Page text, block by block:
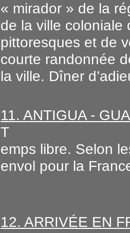
« mirador » de la
de la ville coloniale
pittoresques et de
courte randonnée
la ville. Dîner
11. ANTIGUA -
T
emps libre. Selon
envol pour la
12. ARRIVÉE EN